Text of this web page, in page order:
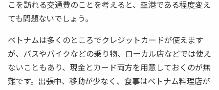
こを訪れる交通費のことを考えると、空港である程度変え
ても問題ないでしょう。
ベトナムは多くのところでクレジットカードが使えます
が、バスやバイクなどの乗り物、ローカル店などでは使え
ないこともあり、現金とカード両方を用意しておくのが無
難です。出張中、移動が少なく、食事はベトナム料理店が